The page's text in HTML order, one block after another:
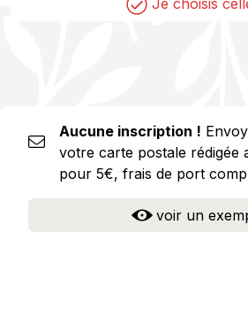
Aucune inscription !
votre carte postale rédigée
pour 5€, frais de port
voir un